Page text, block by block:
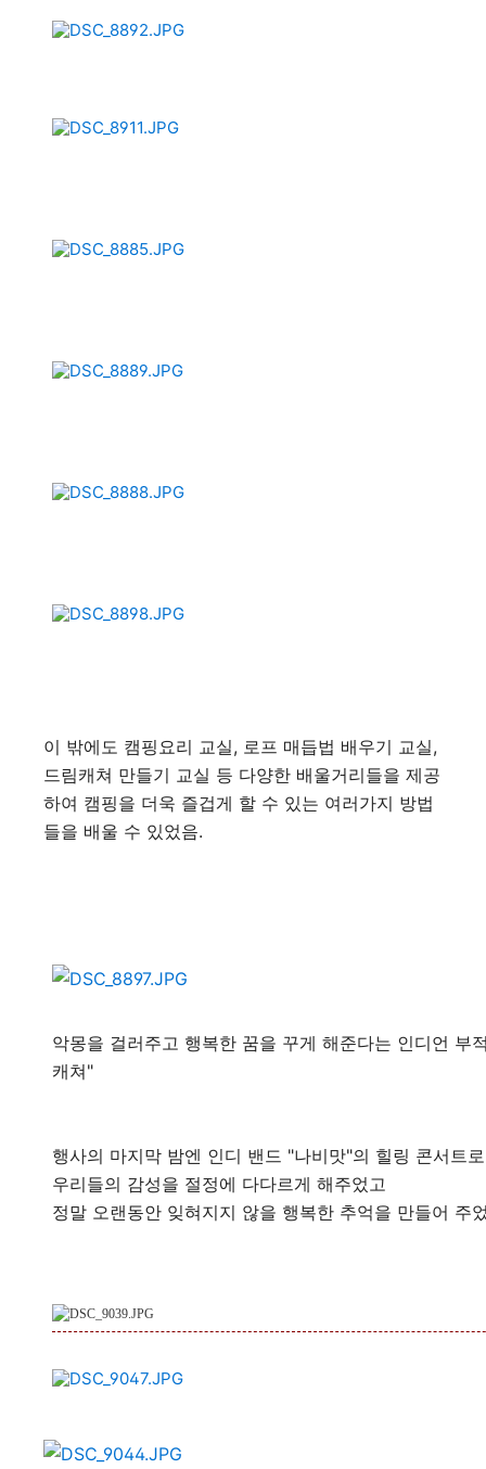
이 밖에도 캠핑요리 교실, 로프 매듭법 배우기 교실,
드림캐쳐 만들기 교실 등 다양한 배울거리들을 제공
하여 캠핑을 더욱 즐겁게 할 수 있는 여러가지 방법
들을 배울 수 있었음.
악몽을 걸러주고 행복한 꿈을 꾸게 해준다는 인디언 부
캐쳐"
행사의 마지막 밤엔 인디 밴드 "나비맛"의 힐링 콘서트
우리들의 감성을 절정에 다다르게 해주었고
정말 오랜동안 잊혀지지 않을 행복한 추억을 만들어 주